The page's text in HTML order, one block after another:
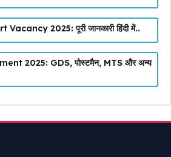
2025: पूरी जानकारी हिंदी में..
2025: GDS, पोस्टमैन, MTS और अन्य